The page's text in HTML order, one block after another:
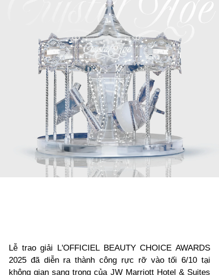
Lễ trao giải L'OFFICIEL BEAUTY CHOICE AWARDS
2025 đã diễn ra thành công rực rỡ vào tối 6/10 tại
không gian sang trọng của JW Marriott Hotel & Suites